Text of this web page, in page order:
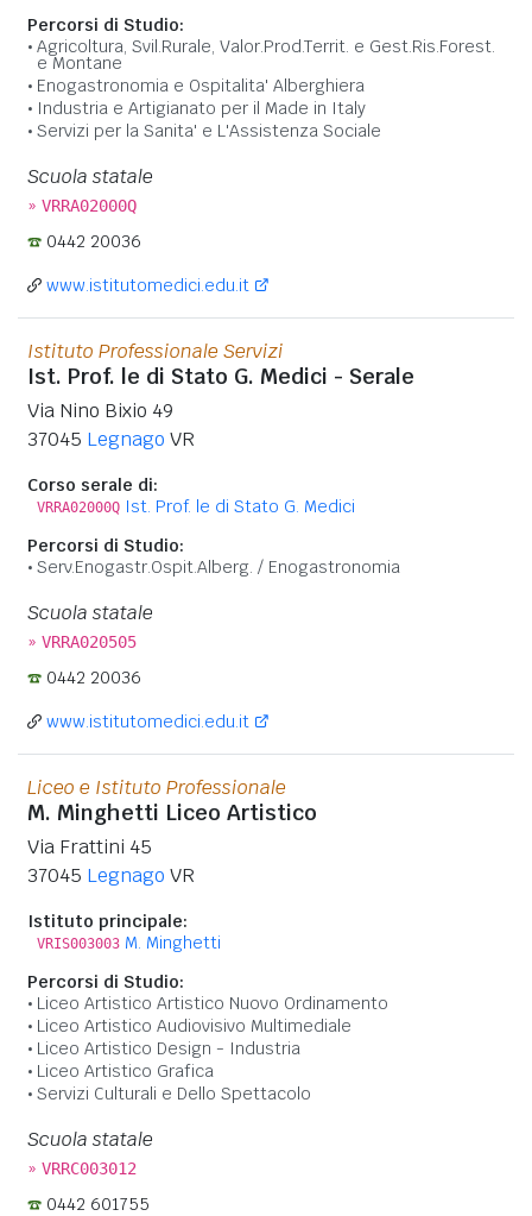
Percorsi di Studio:
Agricoltura, Svil.Rurale, Valor.Prod.Territ. e Gest.Ris.Forest.
e Montane
Enogastronomia e Ospitalita' Alberghiera
Industria e Artigianato per il Made in Italy
Servizi per la Sanita' e L'Assistenza Sociale
Scuola statale
» VRRA02000Q
0442 20036
www.istitutomedici.edu.it
Istituto Professionale Servizi
Ist. Prof. le di Stato G. Medici - Serale
Via Nino Bixio 49
37045 Legnago VR
Corso serale di:
VRRA02000Q Ist. Prof. le di Stato G. Medici
Percorsi di Studio:
Serv.Enogastr.Ospit.Alberg. / Enogastronomia
Scuola statale
» VRRA020505
0442 20036
www.istitutomedici.edu.it
Liceo e Istituto Professionale
M. Minghetti Liceo Artistico
Via Frattini 45
37045 Legnago VR
Istituto principale:
VRIS003003 M. Minghetti
Percorsi di Studio:
Liceo Artistico Artistico Nuovo Ordinamento
Liceo Artistico Audiovisivo Multimediale
Liceo Artistico Design - Industria
Liceo Artistico Grafica
Servizi Culturali e Dello Spettacolo
Scuola statale
» VRRC003012
0442 601755